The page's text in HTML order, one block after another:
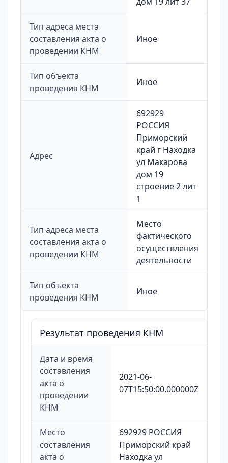
Тип адреса места
составления акта о
проведении КНМ
Иное
Тип объекта
проведения КНМ
Иное
Адрес
692929
РОССИЯ
Приморский
край г Находка
ул Макарова
дом 19
строение 2 лит
1
Тип адреса места
составления акта о
проведении КНМ
Место
фактического
осуществления
деятельности
Тип объекта
проведения КНМ
Иное
Результат проведения КНМ
Дата и время
составления
акта о
проведении
КНМ
2021-06-
07T15:50:00.000000Z
Место
составления
акта о
692929 РОССИЯ
Приморский край
Находка ул